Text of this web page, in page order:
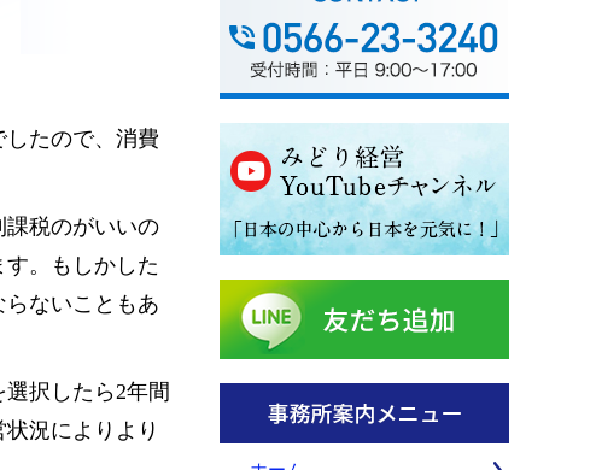
たので、消費
税のがいいの
。もしかした
ないこともあ
択したら2年間
況によりより